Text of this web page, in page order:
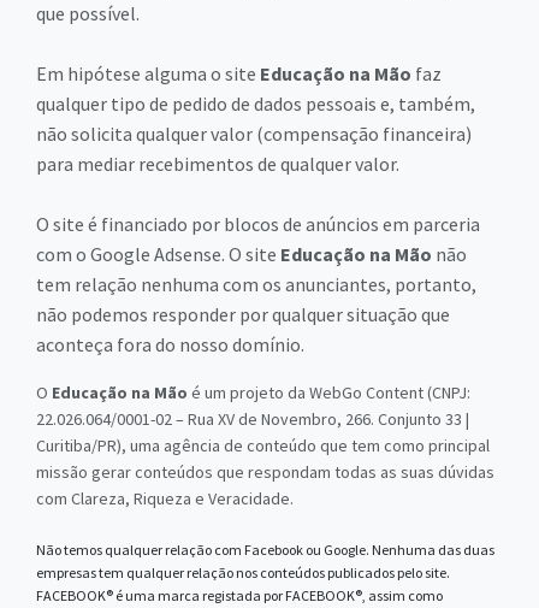
que possível.
Em hipótese alguma o site Educação na Mão faz
qualquer tipo de pedido de dados pessoais e, também,
não solicita qualquer valor (compensação financeira)
para mediar recebimentos de qualquer valor.
O site é financiado por blocos de anúncios em parceria
com o Google Adsense. O site Educação na Mão não
tem relação nenhuma com os anunciantes, portanto,
não podemos responder por qualquer situação que
aconteça fora do nosso domínio.
O Educação na Mão é um projeto da WebGo Content (CNPJ:
22.026.064/0001-02 – Rua XV de Novembro, 266. Conjunto 33 |
Curitiba/PR), uma agência de conteúdo que tem como principal
missão gerar conteúdos que respondam todas as suas dúvidas
com Clareza, Riqueza e Veracidade.
Não temos qualquer relação com Facebook ou Google. Nenhuma das duas
empresas tem qualquer relação nos conteúdos publicados pelo site.
FACEBOOK® é uma marca registada por FACEBOOK®, assim como